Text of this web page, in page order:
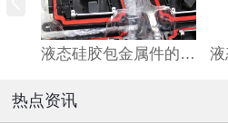
液态硅胶包金属件的优点及用途
热点资讯